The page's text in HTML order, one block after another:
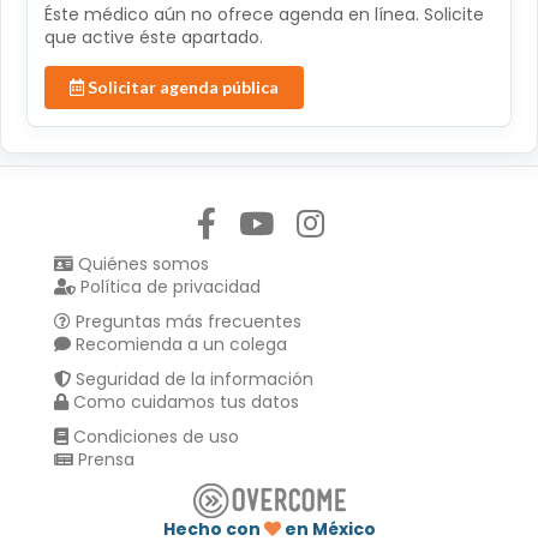
Éste médico aún no ofrece agenda en línea. Solicite
que active éste apartado.
Solicitar agenda pública
Quiénes somos
Política de privacidad
Preguntas más frecuentes
Recomienda a un colega
Seguridad de la información
Como cuidamos tus datos
Condiciones de uso
Prensa
Hecho con en México